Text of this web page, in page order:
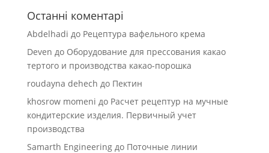
Останні коментарі
Abdelhadi до Рецептура вафельного крема
Deven до Оборудование для прессования какао
тертого и производства какао-порошка
roudayna dehech до Пектин
khosrow momeni до Расчет рецептур на мучные
кондитерские изделия. Первичный учет
производства
Samarth Engineeringдо Поточные линии